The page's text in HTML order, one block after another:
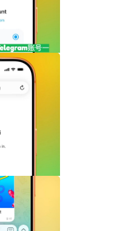
能详解：AI回